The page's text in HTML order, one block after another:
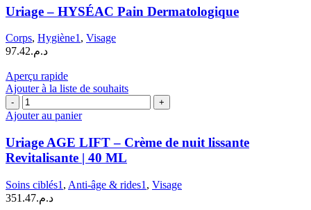
–
HYSÉAC
Pain
Dermatologique
Uriage – HYSÉAC Pain Dermatologique
Corps, Hygiène1, Visage
د.م.97.42
Aperçu rapide
Ajouter à la liste de souhaits
quantité
de
AGE
LIFT
–
de
nuit
Ajouter au panier
Uriage AGE LIFT – Crème de nuit lissante
Revitalisante | 40 ML
Soins ciblés1 , Anti-âge & rides1 , Visage
د.م.351.47